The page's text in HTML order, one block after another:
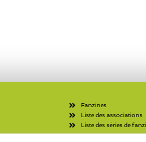
Fanzines
Liste des associations
Liste des séries de